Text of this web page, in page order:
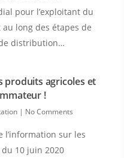
pour l’exploitant du
long des étapes de
distribution…
produits agricoles et
!
| No Comments
l’information sur les
10 juin 2020